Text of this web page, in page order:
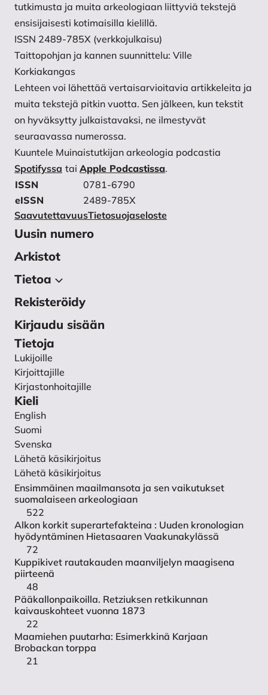
tutkimusta ja muita arkeologiaan liittyviä tekstejä
ensisijaisesti kotimaisilla kielillä.
ISSN 2489-785X (verkkojulkaisu)
Taittopohjan ja kannen suunnittelu: Ville
Korkiakangas
Lehteen voi lähettää vertaisarvioitavia artikkeleita ja
muita tekstejä pitkin vuotta. Sen jälkeen, kun tekstit
on hyväksytty julkaistavaksi, ne ilmestyvät
seuraavassa numerossa.
Kuuntele Muinaistutkijan arkeologia podcastia
Spotifyssa tai Apple Podcastissa.
ISSN
0781-6790
eISSN
2489-785X
SaavutettavuusTietosuojaseloste
Uusin numero
Arkistot
Tietoa
Tietoa julkaisusta
Toimituskunta
Käsikirjoitukset
Ohjeet vertaisarvioijalle
Tietosuojaseloste
Yhteystiedot
Rekisteröidy
Kirjaudu sisään
Tietoja
Lukijoille
Kirjoittajille
Kirjastonhoitajille
Kieli
English
Suomi
Svenska
Lähetä käsikirjoitus
Lähetä käsikirjoitus
Ensimmäinen maailmansota ja sen vaikutukset
suomalaiseen arkeologiaan
522
Alkon korkit superartefakteina : Uuden kronologian
hyödyntäminen Hietasaaren Vaakunakylässä
72
Kuppikivet rautakauden maanviljelyn maagisena
piirteenä
48
Pääkallonpaikoilla. Retziuksen retkikunnan
kaivauskohteet vuonna 1873
22
Maamiehen puutarha: Esimerkkinä Karjaan
Brobackan torppa
21